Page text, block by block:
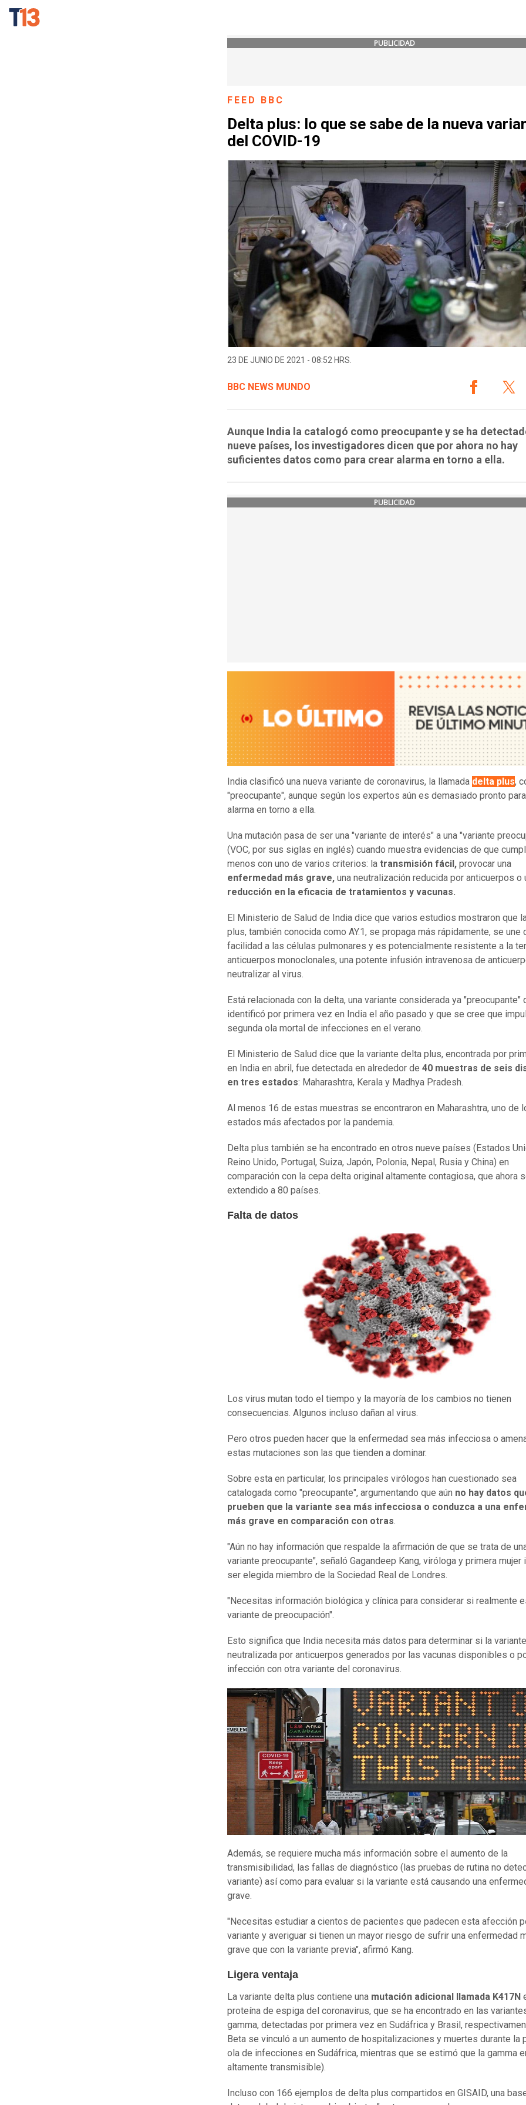
PUBLICIDAD
FEED BBC
Delta plus: lo que se sabe de la nueva
del COVID-19
23 DE JUNIO DE 2021 - 08:52 HRS.
BBC NEWS MUNDO
Aunque India la catalogó como preocupante y se ha
nueve países, los investigadores dicen que por ahora no hay
suficientes datos como para crear alarma en torno a ella.
PUBLICIDAD
India clasificó una nueva variante de coronavirus, la llamada delta plus,
"preocupante", aunque según los expertos aún es demasiado pronto
alarma en torno a ella.
Una mutación pasa de ser una "variante de interés" a una "variante
(VOC, por sus siglas en inglés) cuando muestra evidencias de que
menos con uno de varios criterios: la transmisión fácil, provocar una
enfermedad más grave, una neutralización reducida por anticuerpos o
reducción en la eficacia de tratamientos y vacunas.
El Ministerio de Salud de India dice que varios estudios mostraron que
plus, también conocida como AY.1, se propaga más rápidamente, se une
facilidad a las células pulmonares y es potencialmente resistente a la
anticuerpos monoclonales, una potente infusión intravenosa de
neutralizar al virus.
Está relacionada con la delta, una variante considerada ya "preocupante"
identificó por primera vez en India el año pasado y que se cree que
segunda ola mortal de infecciones en el verano.
El Ministerio de Salud dice que la variante delta plus, encontrada por
en India en abril, fue detectada en alrededor de 40 muestras de seis
en tres estados: Maharashtra, Kerala y Madhya Pradesh.
Al menos 16 de estas muestras se encontraron en Maharashtra, uno de
estados más afectados por la pandemia.
Delta plus también se ha encontrado en otros nueve países (Estados
Reino Unido, Portugal, Suiza, Japón, Polonia, Nepal, Rusia y China) en
comparación con la cepa delta original altamente contagiosa, que ahora
extendido a 80 países.
Falta de datos
Los virus mutan todo el tiempo y la mayoría de los cambios no tienen
consecuencias. Algunos incluso dañan al virus.
Pero otros pueden hacer que la enfermedad sea más infecciosa o
estas mutaciones son las que tienden a dominar.
Sobre esta en particular, los principales virólogos han cuestionado sea
catalogada como "preocupante", argumentando que aún no hay datos
prueben que la variante sea más infecciosa o conduzca a una
más grave en comparación con otras.
"Aún no hay información que respalde la afirmación de que se trata de
variante preocupante", señaló Gagandeep Kang, viróloga y primera mujer
ser elegida miembro de la Sociedad Real de Londres.
"Necesitas información biológica y clínica para considerar si realmente
variante de preocupación".
Esto significa que India necesita más datos para determinar si la
neutralizada por anticuerpos generados por las vacunas disponibles o
infección con otra variante del coronavirus.
Además, se requiere mucha más información sobre el aumento de la
transmisibilidad, las fallas de diagnóstico (las pruebas de rutina no
variante) así como para evaluar si la variante está causando una
grave.
"Necesitas estudiar a cientos de pacientes que padecen esta afección
variante y averiguar si tienen un mayor riesgo de sufrir una enfermedad
grave que con la variante previa", afirmó Kang.
Ligera ventaja
La variante delta plus contiene una mutación adicional llamada K417N
proteína de espiga del coronavirus, que se ha encontrado en las
gamma, detectadas por primera vez en Sudáfrica y Brasil,
Beta se vinculó a un aumento de hospitalizaciones y muertes durante la
ola de infecciones en Sudáfrica, mientras que se estimó que la gamma
altamente transmisible).
Incluso con 166 ejemplos de delta plus compartidos en GISAID, una